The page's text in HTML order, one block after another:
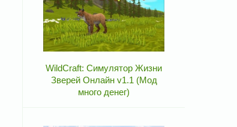
WildCraft: Симулятор Жизни
Зверей Онлайн v1.1 (Мод
много денег)